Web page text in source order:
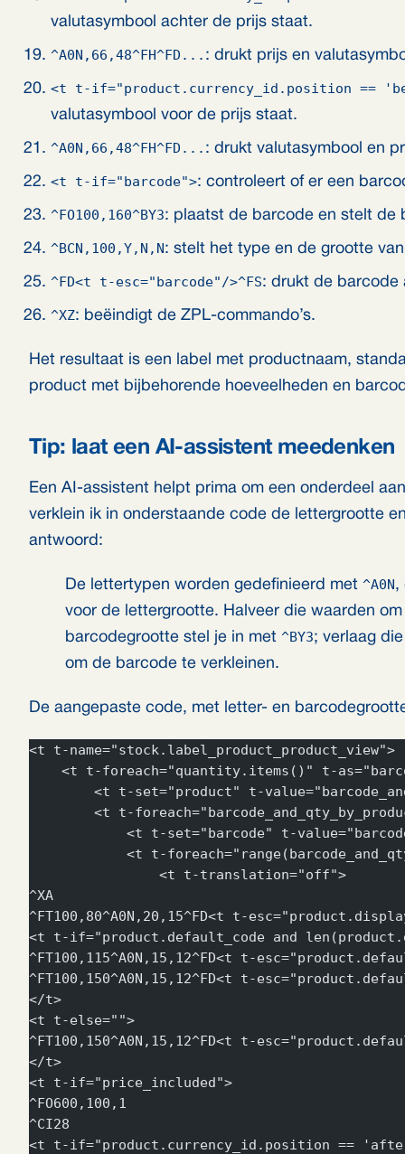
valutasymbool achter de prijs staat.
^A0N,66,48^FH^FD... : drukt prijs en
<t t-if="product.currency_id.position ==
valutasymbool voor de prijs staat.
^A0N,66,48^FH^FD... : drukt valutasymbool en
<t t-if="barcode">: controleert of er een
^FO100,160^BY3: plaatst de barcode en stelt de
^BCN,100,Y,N,N: stelt het type en de grootte
^FD<t t-esc="barcode"/>^FS: drukt de barcode
^XZ: beëindigt de ZPL-commando’s.
Het resultaat is een label met productnaam,
product met bijbehorende hoeveelheden en
Tip: laat een AI-assistent meedenken
Een AI-assistent helpt prima om een onderdeel
verklein ik in onderstaande code de lettergrootte
antwoord:
De lettertypen worden gedefinieerd met ^A0N,
voor de lettergrootte. Halveer die waarden
barcodegrootte stel je in met ^BY3; verlaag
om de barcode te verkleinen.
De aangepaste code, met letter- en
<t t-name="stock.label_product_product_view">
<t t-foreach="quantity.items()" t-
<t t-set="product" t-
<t t-
<t t-set="barcode" t-
<t t-
                <t t-translation="off">
^XA
^FT100,80^A0N,20,15^FD<t t-
<t t-if="product.default_code and
^FT100,115^A0N,15,12^FD<t t-
^FT100,150^A0N,15,12^FD<t t-
</t>
<t t-else="">
^FT100,150^A0N,15,12^FD<t t-
</t>
<t t-if="price_included">
^FO600,100,1
^CI28
<t t-if="product.currency_id.position ==